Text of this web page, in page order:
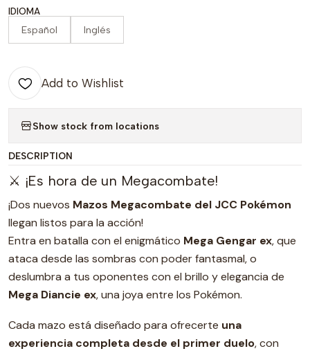
IDIOMA
Español Inglés
Add to Wishlist
Show stock from locations
DESCRIPTION
⚔️ ¡Es hora de un Megacombate!
¡Dos nuevos Mazos Megacombate del JCC Pokémon
llegan listos para la acción!
Entra en batalla con el enigmático Mega Gengar ex, que
ataca desde las sombras con poder fantasmal, o
deslumbra a tus oponentes con el brillo y elegancia de
Mega Diancie ex, una joya entre los Pokémon.
Cada mazo está diseñado para ofrecerte una
experiencia completa desde el primer duelo, con